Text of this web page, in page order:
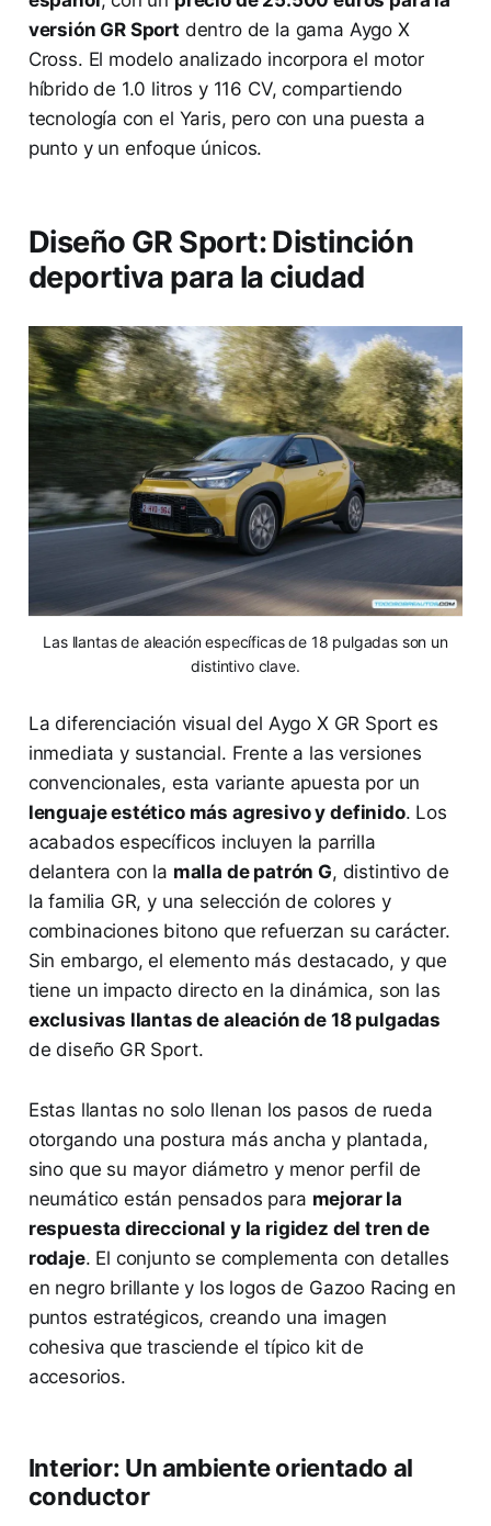
versión GR Sport dentro de la gama Aygo X
Cross. El modelo analizado incorpora el motor
híbrido de 1.0 litros y 116 CV, compartiendo
tecnología con el Yaris, pero con una puesta a
punto y un enfoque únicos.
Diseño GR Sport: Distinción
deportiva para la ciudad
Las llantas de aleación específicas de 18 pulgadas son un
distintivo clave.
La diferenciación visual del Aygo X GR Sport es
inmediata y sustancial. Frente a las versiones
convencionales, esta variante apuesta por un
lenguaje estético más agresivo y definido. Los
acabados específicos incluyen la parrilla
delantera con la malla de patrón G, distintivo de
la familia GR, y una selección de colores y
combinaciones bitono que refuerzan su carácter.
Sin embargo, el elemento más destacado, y que
tiene un impacto directo en la dinámica, son las
exclusivas llantas de aleación de 18 pulgadas
de diseño GR Sport.
Estas llantas no solo llenan los pasos de rueda
otorgando una postura más ancha y plantada,
sino que su mayor diámetro y menor perfil de
neumático están pensados para mejorar la
respuesta direccional y la rigidez del tren de
rodaje. El conjunto se complementa con detalles
en negro brillante y los logos de Gazoo Racing en
puntos estratégicos, creando una imagen
cohesiva que trasciende el típico kit de
accesorios.
Interior: Un ambiente orientado al
conductor